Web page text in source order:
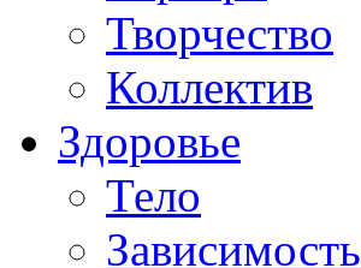
Творчество
Коллектив
Здоровье
Тело
Зависимость